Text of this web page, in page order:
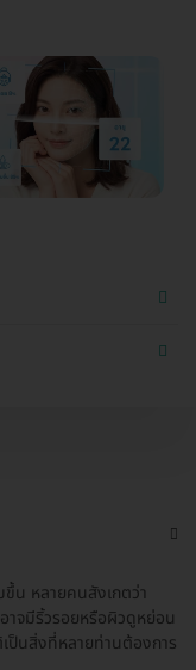
ขึ้น หลายคนสังเกตว่า
าจมีริ้วรอยหรือผิวดูหย่อน
ป็นสิ่งที่หลายท่านต้องการ